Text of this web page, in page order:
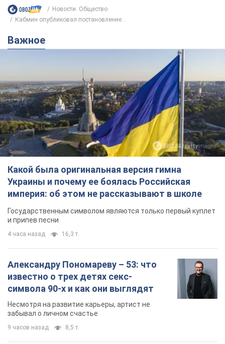
Новости. Общество
Кабмин опубликовал постановление...
Важное
Какой была оригинальная версия гимна
Украины и почему ее боялась Российская
империя: об этом не рассказывают в школе
Государственным символом являются только первый куплет
и припев песни
4 часа назад 16,3 т.
Александру Пономареву – 53: что
известно о трех детях секс-
символа 90-х и как они выглядят
Несмотря на развитие карьеры, артист не
забывал о личном счастье
9 часов назад 8,5 т.